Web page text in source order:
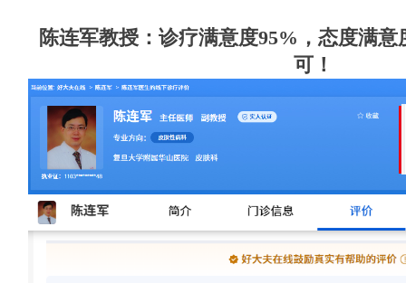
陈连军教授：诊疗满意度95%，态度满
可！